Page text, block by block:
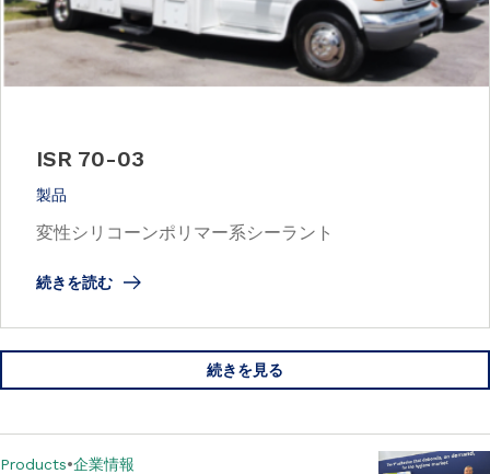
ISR 70-03
製品
変性シリコーンポリマー系シーラント
続きを読む
続きを見る
Products 企業情報